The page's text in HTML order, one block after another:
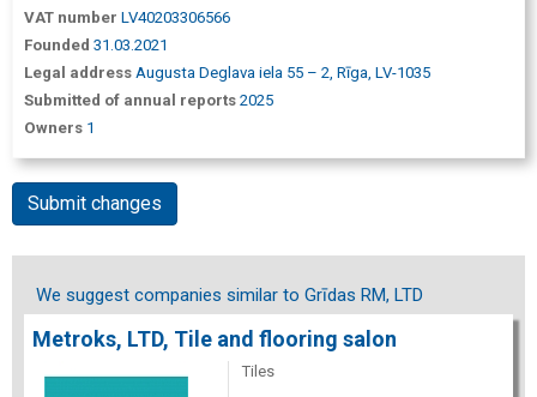
VAT number LV40203306566
Founded 31.03.2021
Legal address Augusta Deglava iela 55 – 2, Rīga, LV-1035
Submitted of annual reports 2025
Owners 1
Submit changes
We suggest companies similar to Grīdas RM, LTD
Metroks, LTD, Tile and flooring salon
Tiles